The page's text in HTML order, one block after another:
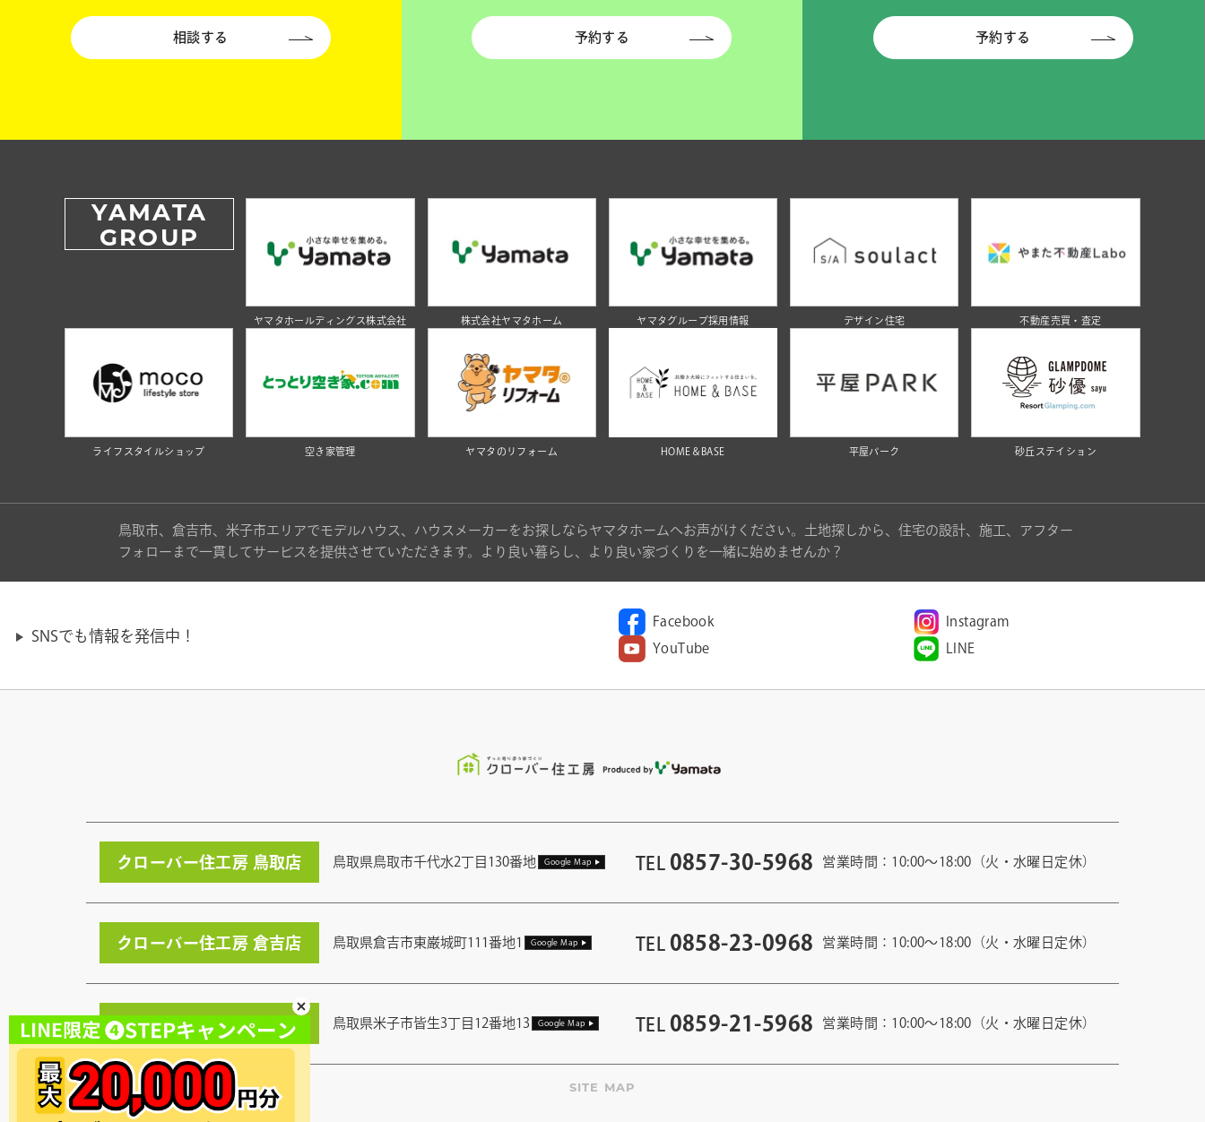
相談する 予約する 予約する
YAMATA
GROUP
ヤマタホールディングス株式会社 株式会社ヤマタホーム ヤマタグループ採用情報 デザイン住宅 不動産売買・査定
ライフスタイルショップ 空き家管理 ヤマタのリフォーム HOME＆BASE 平屋パーク 砂丘ステイション
鳥取市、倉吉市、米子市エリアでモデルハウス、ハウスメーカーをお探しならヤマタホームへお声がけください。土地探しから、住宅の設計、施工、アフター
フォローまで一貫してサービスを提供させていただきます。より良い暮らし、より良い家づくりを一緒に始めませんか？
SNSでも情報を発信中！
Facebook
Instagram
YouTube
LINE
クローバー住工房 鳥取店 鳥取県鳥取市千代水2丁目130番地 Google Map TEL 0857-30-5968 営業時間：10:00〜18:00（火・水曜日定休）
クローバー住工房 倉吉店 鳥取県倉吉市東巌城町111番地1 Google Map TEL 0858-23-0968 営業時間：10:00〜18:00（火・水曜日定休）
クローバー住工房 米子店 鳥取県米子市皆生3丁目12番地13 Google Map TEL 0859-21-5968 営業時間：10:00〜18:00（火・水曜日定休）
SITE MAP